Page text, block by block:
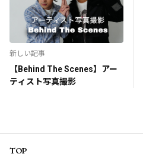
新しい記事
【Behind The Scenes】アー
ティスト写真撮影
TOP